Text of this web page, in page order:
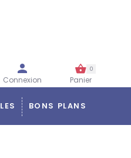
Connexion Panier
0
BONS PLANS